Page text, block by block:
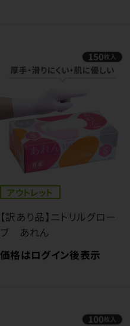
アウトレット
【訳あり品】ニトリルグロー
ブ あれん
価格はログイン後表示